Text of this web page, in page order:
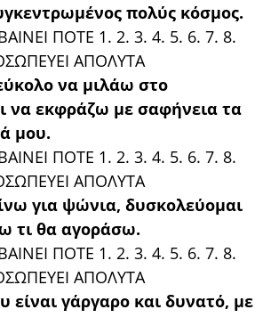
πολύς κόσμος.
ΠΟΤΕ 1. 2. 3. 4. 5. 6. 7. 8.
ΑΠΟΛΥΤΑ
να μιλάω στο
να εκφράζω με σαφήνεια τα
μου.
ΠΟΤΕ 1. 2. 3. 4. 5. 6. 7. 8.
ΑΠΟΛΥΤΑ
για ψώνια, δυσκολεύομαι
τι θα αγοράσω.
ΠΟΤΕ 1. 2. 3. 4. 5. 6. 7. 8.
ΑΠΟΛΥΤΑ
είναι γάργαρο και δυνατό, με